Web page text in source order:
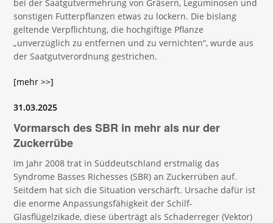
bei der Saatgutvermehrung von Gräsern, Leguminosen und
sonstigen Futterpflanzen etwas zu lockern. Die bislang
geltende Verpflichtung, die hochgiftige Pflanze
„unverzüglich zu entfernen und zu vernichten“, wurde aus
der Saatgutverordnung gestrichen.
[mehr >>]
31.03.2025
Vormarsch des SBR in mehr als nur der
Zuckerrübe
Im Jahr 2008 trat in Süddeutschland erstmalig das
Syndrome Basses Richesses (SBR) an Zuckerrüben auf.
Seitdem hat sich die Situation verschärft. Ursache dafür ist
die enorme Anpassungsfähigkeit der Schilf-
Glasflügelzikade, diese überträgt als Schaderreger (Vektor)